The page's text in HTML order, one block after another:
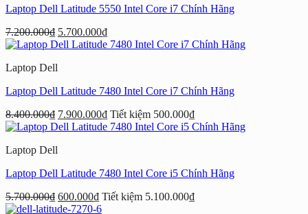
Laptop Dell Latitude 5550 Intel Core i7 Chính Hãng
7.200.000₫ Giá
gốc
7.200.000₫.
5.700.000₫Giá
hiện
Laptop Dell
Laptop Dell Latitude 7480 Intel Core i7 Chính Hãng
8.400.000₫ 7.900.000₫ Tiết kiệm 500.000₫
Laptop Dell
Laptop Dell Latitude 7480 Intel Core i5 Chính Hãng
5.700.000₫ 600.000₫ Tiết kiệm 5.100.000₫